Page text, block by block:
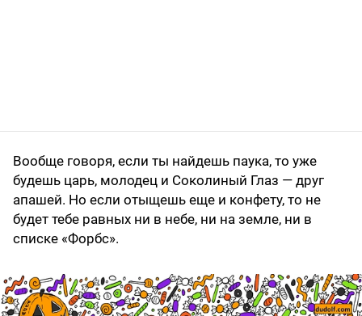
Вообще говоря, если ты найдешь паука, то уже
будешь царь, молодец и Соколиный Глаз — друг
апашей. Но если отыщешь еще и конфету, то не
будет тебе равных ни в небе, ни на земле, ни в
списке «Форбс».